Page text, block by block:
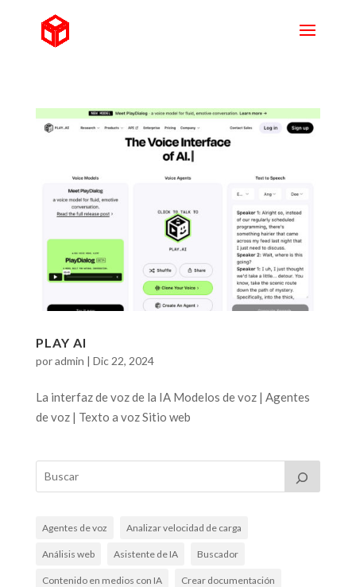
PLAY AI
poradmin | Dic 22, 2024
La interfaz de voz de la IA Modelos de voz | Agentes
de voz | Texto a voz Sitio web
Agentes de voz Analizar velocidad de carga
Análisis web Asistente de IA Buscador
Contenido en medios con IA Crear documentación